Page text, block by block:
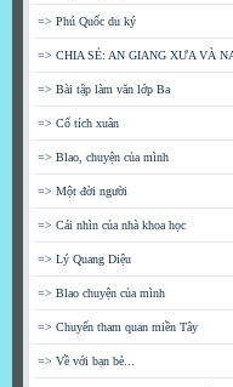
=> Phú Quốc du ký
=> CHIA SẺ: AN GIANG XƯA VÀ
=> Bài tập làm văn lớp Ba
=> Cổ tích xuân
=> Blao, chuyện của mình
=> Một đời người
=> Cái nhìn của nhà khoa học
=> Lý Quang Diệu
=> Blao chuyện của mình
=> Chuyến tham quan miền Tây
=> Về với bạn bè...